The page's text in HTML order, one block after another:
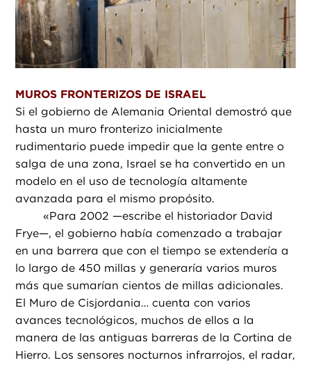
MUROS FRONTERIZOS DE ISRAEL
Si el gobierno de Alemania Oriental demostró que
hasta un muro fronterizo inicialmente
rudimentario puede impedir que la gente entre o
salga de una zona, Israel se ha convertido en un
modelo en el uso de tecnología altamente
avanzada para el mismo propósito.
«Para 2002 —escribe el historiador David
Frye—, el gobierno había comenzado a trabajar
en una barrera que con el tiempo se extendería a
lo largo de 450 millas y generaría varios muros
más que sumarían cientos de millas adicionales.
El Muro de Cisjordania… cuenta con varios
avances tecnológicos, muchos de ellos a la
manera de las antiguas barreras de la Cortina de
Hierro. Los sensores nocturnos infrarrojos, el radar,